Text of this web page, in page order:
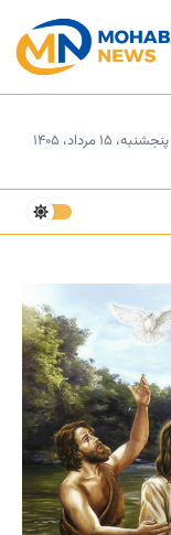
پنجشنبه، ۱۵ مرداد، ۱۴۰۵